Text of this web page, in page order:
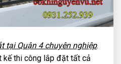
tại Quận 4 chuyên nghiệp.
kế thi công lắp đặt tất cả